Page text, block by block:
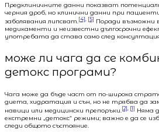
Предклиничните данни показват
черния дроб, но клинични данни при
заболявания липсват.[4], [5] Поради възможни
медикаменти и неизвестни дългосрочни
употребата да става само след
може ли чага да се
детокс програми?
Чага може да бъде част от по-широка
диета, хидратация и сън, но не трябва да
навици или медицински препоръки.[2], [1] Няма
екстремни „детокс“ режими; важно е да се
следи общото състояние.